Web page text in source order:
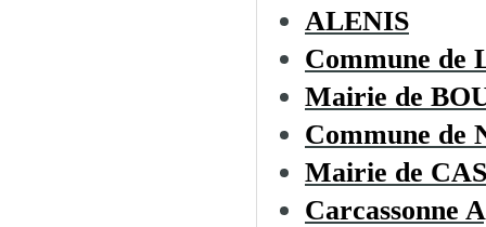
ALENIS
Commune de
Mairie de
Commune de
Mairie de
Carcassonne